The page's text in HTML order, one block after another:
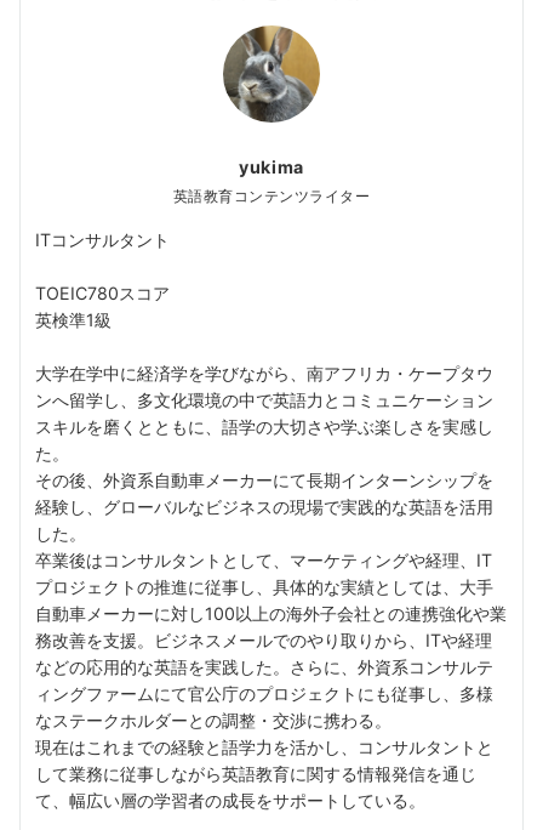
yukima
英語教育コンテンツライター
ITコンサルタント
TOEIC780スコア
英検準1級
大学在学中に経済学を学びながら、南アフリカ・ケープタウ
ンへ留学し、多文化環境の中で英語力とコミュニケーション
スキルを磨くとともに、語学の大切さや学ぶ楽しさを実感し
た。
その後、外資系自動車メーカーにて長期インターンシップを
経験し、グローバルなビジネスの現場で実践的な英語を活用
した。
卒業後はコンサルタントとして、マーケティングや経理、IT
プロジェクトの推進に従事し、具体的な実績としては、大手
自動車メーカーに対し100以上の海外子会社との連携強化や業
務改善を支援。ビジネスメールでのやり取りから、ITや経理
などの応用的な英語を実践した。さらに、外資系コンサルテ
ィングファームにて官公庁のプロジェクトにも従事し、多様
なステークホルダーとの調整・交渉に携わる。
現在はこれまでの経験と語学力を活かし、コンサルタントと
して業務に従事しながら英語教育に関する情報発信を通じ
て、幅広い層の学習者の成長をサポートしている。